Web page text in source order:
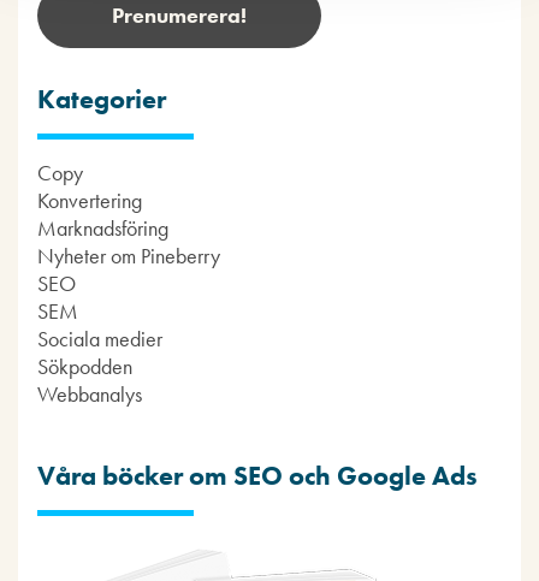
Kategorier
Copy
Konvertering
Marknadsföring
Nyheter om Pineberry
SEO
SEM
Sociala medier
Sökpodden
Webbanalys
Våra böcker om SEO och Google Ads